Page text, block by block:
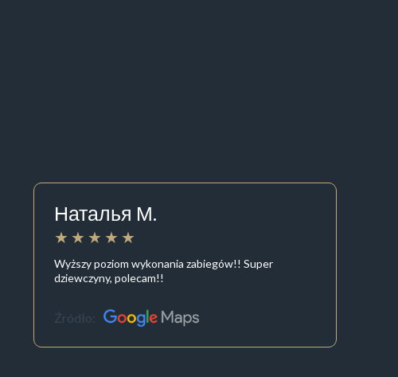
Наталья М.
Wyższy poziom wykonania zabiegów!! Super
dziewczyny, polecam!!
Źródło: